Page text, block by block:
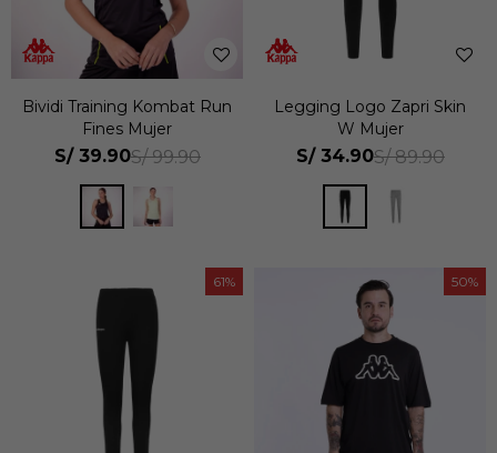
Bividi Training Kombat Run
Fines Mujer
S/ 39.90S/ 99.90
Legging Logo Zapri Skin
W Mujer
S/ 34.90S/ 89.90
61 50